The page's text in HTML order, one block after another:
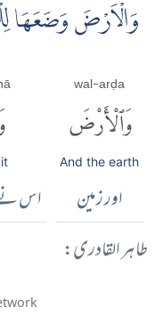
وَالْاَرْضَ وَضَعَهَا
wal-arḍa
وَٱلْأَرْضَ
And the earth
اور زمین اس نے
طاہر القادری: